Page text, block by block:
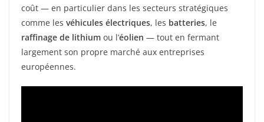
coût — en particulier dans les secteurs stratégiques
comme les véhicules électriques, les batteries, le
raffinage de lithium ou l’éolien — tout en fermant
largement son propre marché aux entreprises
européennes.